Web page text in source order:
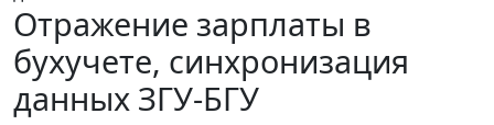
Отражение зарплаты в
бухучете, синхронизация
данных ЗГУ-БГУ